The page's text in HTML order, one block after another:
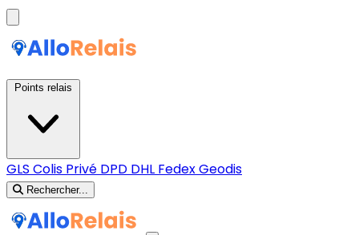
GLS Colis Privé DPD DHL FedexGeodis
Rechercher...